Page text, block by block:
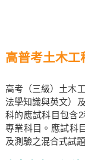
高普考土木工
高考（三級）土木
法學知識與英文）
科的應試科目包含
專業科目。應試科
及測驗之混合式試